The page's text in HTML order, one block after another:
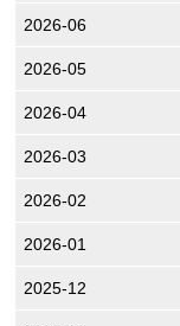
2026-06
2026-05
2026-04
2026-03
2026-02
2026-01
2025-12